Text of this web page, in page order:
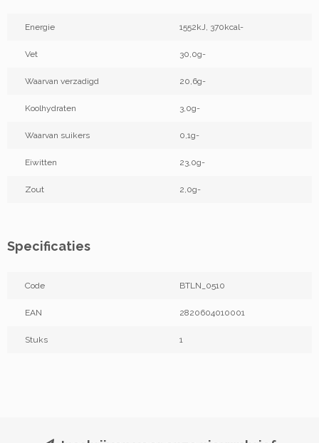
Energie 1552kJ, 370kcal-
Vet 30,0g-
Waarvan verzadigd 20,6g-
Koolhydraten 3,0g-
Waarvan suikers 0,1g-
Eiwitten 23,0g-
Zout 2,0g-
Specificaties
Code BTLN_0510
EAN 2820604010001
Stuks 1